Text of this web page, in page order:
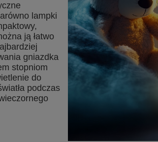
lampki
ją łatwo
gniazdka
stopniom
do
podczas